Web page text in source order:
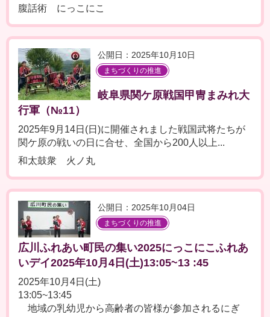
腹話術 にっこにこ
公開日：2025年10月10日
まちづくりの推進
岐阜県関ケ原戦国甲冑まみれ大
行軍（№11）
2025年9月14日(日)に開催されました戦国武将たちが
関ケ原の戦いの日に合せ、全国から200人以上...
和太鼓衆 火ノ丸
公開日：2025年10月04日
まちづくりの推進
広川ふれあい町民の集い2025にっこにこふれあ
いデイ2025年10月4日(土)13:05~13 :45
2025年10月4日(土)
13:05~13:45
地域の乳幼児から高齢者の皆様が参加されるにぎ